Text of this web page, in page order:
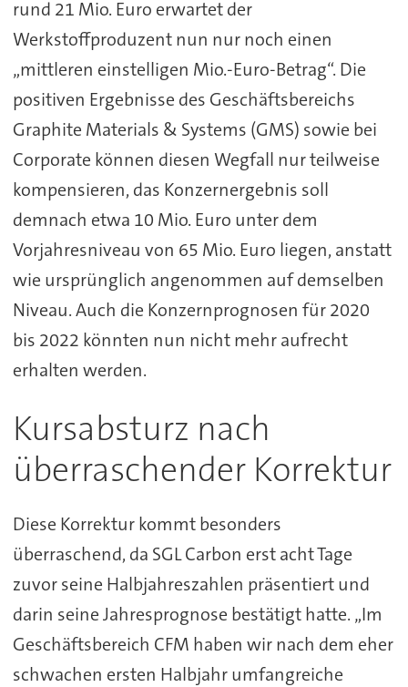
rund 21 Mio. Euro erwartet der
Werkstoffproduzent nun nur noch einen
„mittleren einstelligen Mio.-Euro-Betrag“. Die
positiven Ergebnisse des Geschäftsbereichs
Graphite Materials & Systems (GMS) sowie bei
Corporate können diesen Wegfall nur teilweise
kompensieren, das Konzernergebnis soll
demnach etwa 10 Mio. Euro unter dem
Vorjahresniveau von 65 Mio. Euro liegen, anstatt
wie ursprünglich angenommen auf demselben
Niveau. Auch die Konzernprognosen für 2020
bis 2022 könnten nun nicht mehr aufrecht
erhalten werden.
Kursabsturz nach
überraschender Korrektur
Diese Korrektur kommt besonders
überraschend, da SGL Carbon erst acht Tage
zuvor seine Halbjahreszahlen präsentiert und
darin seine Jahresprognose bestätigt hatte. „Im
Geschäftsbereich CFM haben wir nach dem eher
schwachen ersten Halbjahr umfangreiche